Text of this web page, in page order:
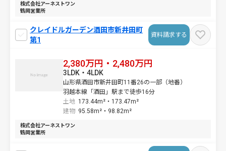
株式会社アーネストワン
鶴岡営業所
クレイドルガーデン酒田市新井田町
第1
資料請求する
2,380万円・2,480万円
山形県酒田市新井田町11番26の一部（地番）
羽越本線「酒田」駅まで徒歩16分
土地 173.44m²・ 173.47m²
3LDK・4LDK
建物 95.58m²・ 98.82m²
株式会社アーネストワン
鶴岡営業所